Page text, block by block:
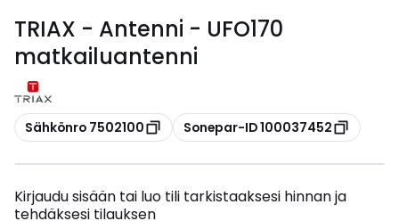
TRIAX - Antenni - UFO170
matkailuantenni
Kopioi
Sähkönro 7502100 Kopioi
Sonepar-ID 100037452
Kirjaudu sisään tai luo tili tarkistaaksesi hinnan ja
tehdäksesi tilauksen